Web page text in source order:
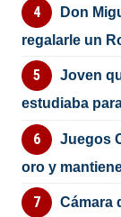
Don
regalarle un
Joven
estudiaba
Juegos
oro y
Cámara